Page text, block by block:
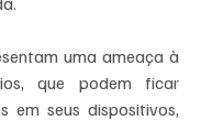
uma ameaça à
que podem ficar
em seus dispositivos,